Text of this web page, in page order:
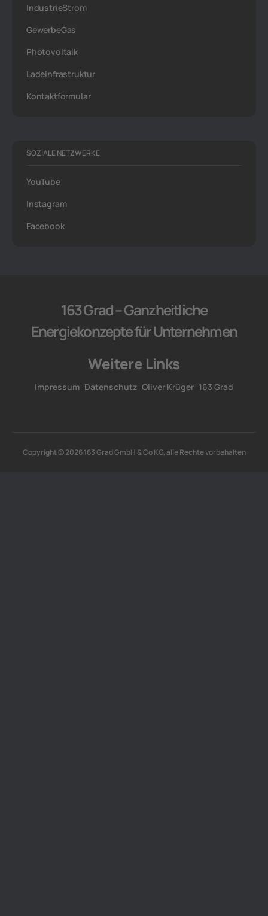
IndustrieStrom
GewerbeGas
Photovoltaik
Ladeinfrastruktur
Kontaktformular
SOZIALE NETZWERKE
YouTube
Instagram
Facebook
163 Grad – Ganzheitliche
Energiekonzepte für Unternehmen
Weitere Links
Impressum Datenschutz Oliver Krüger 163 Grad
Copyright © 2026 163 Grad GmbH & Co KG, alle Rechte vorbehalten